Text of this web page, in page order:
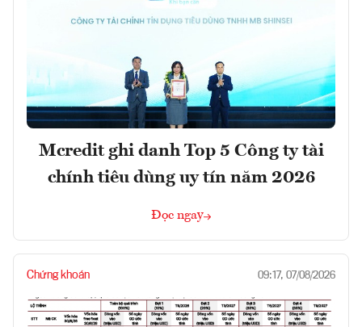
Mcredit ghi danh Top 5 Công ty tài
chính tiêu dùng uy tín năm 2026
Đọc ngay
Chứng khoán 09:17, 07/08/2026